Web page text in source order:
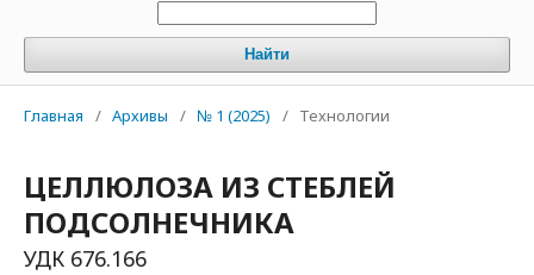
Найти
Главная / Архивы / № 1 (2025) / Технологии
ЦЕЛЛЮЛОЗА ИЗ СТЕБЛЕЙ
ПОДСОЛНЕЧНИКА
УДК 676.166